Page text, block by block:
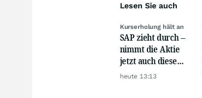
Lesen Sie auch
Kurserholung hält an
SAP zieht durch –
nimmt die Aktie
jetzt auch diese
Hürde?
heute 13:13